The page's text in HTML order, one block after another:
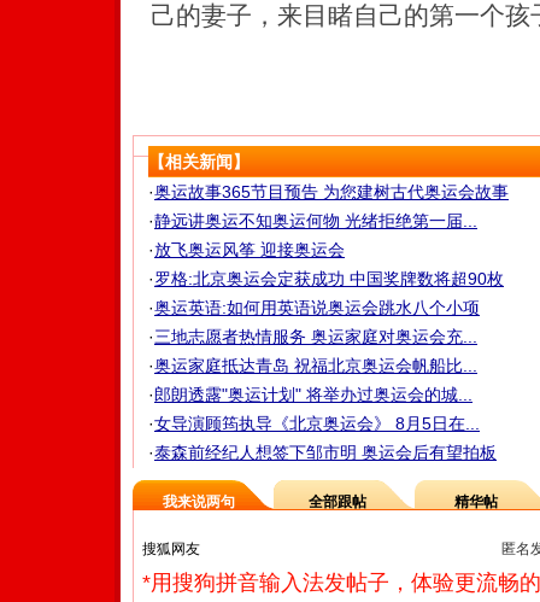
己的妻子，来目睹自己的第一个孩
【相关新闻】
·奥运故事365节目预告 为您建树古代奥运会故事
·静远讲奥运不知奥运何物 光绪拒绝第一届...
·放飞奥运风筝 迎接奥运会
·罗格:北京奥运会定获成功 中国奖牌数将超90枚
·奥运英语:如何用英语说奥运会跳水八个小项
·三地志愿者热情服务 奥运家庭对奥运会充...
·奥运家庭抵达青岛 祝福北京奥运会帆船比...
·郎朗透露"奥运计划" 将举办过奥运会的城...
·女导演顾筠执导《北京奥运会》 8月5日在...
·泰森前经纪人想签下邹市明 奥运会后有望拍板
我来说两句 全部跟帖 精华帖
匿名
*用搜狗拼音输入法发帖子，体验更流畅